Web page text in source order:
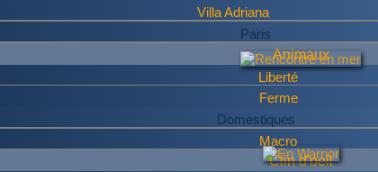
Villa Adriana
Paris
Animaux
Liberté
Ferme
Domestiques
Macro
Clin d'oeil